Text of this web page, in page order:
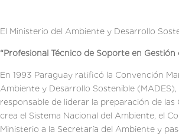
El Ministerio del Ambiente y Desarrollo
“Profesional Técnico de Soporte en Gestión
En 1993 Paraguay ratificó la Convención
Ambiente y Desarrollo Sostenible
responsable de liderar la preparación de
crea el Sistema Nacional del Ambiente, el
Ministerio a la Secretaría del Ambiente y